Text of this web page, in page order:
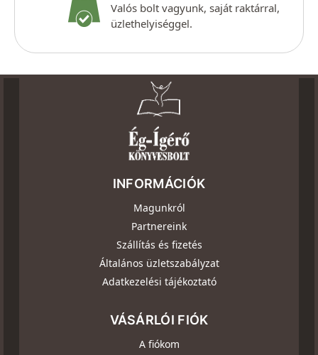
Valós bolt vagyunk, saját raktárral,
üzlethelyiséggel.
INFORMÁCIÓK
Magunkról
Partnereink
Szállítás és fizetés
Általános üzletszabályzat
Adatkezelési tájékoztató
VÁSÁRLÓI FIÓK
A fiókom